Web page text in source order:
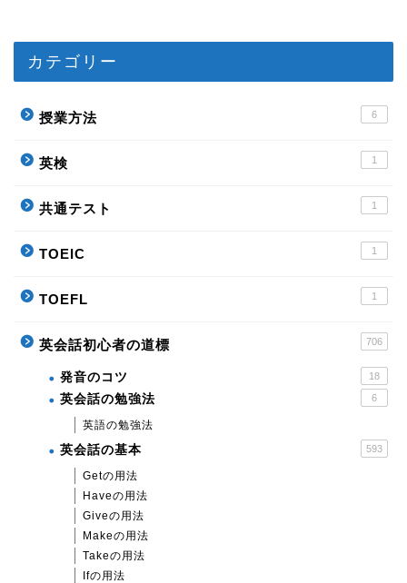
カテゴリー
授業方法 6
英検 1
共通テスト 1
TOEIC 1
TOEFL 1
英会話初心者の道標 706
発音のコツ 18
英会話の勉強法 6
英語の勉強法
英会話の基本 593
Getの用法
Haveの用法
Giveの用法
Makeの用法
Takeの用法
Ifの用法